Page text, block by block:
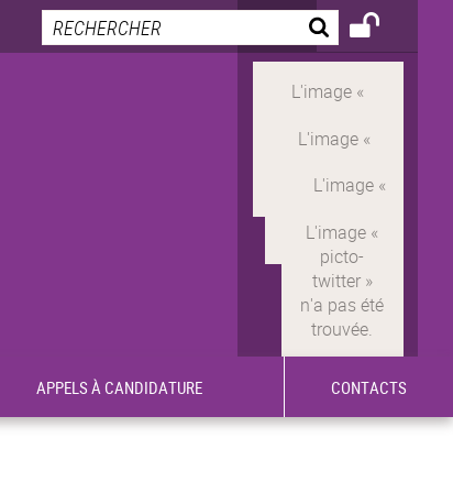
APPELS À CANDIDATURE CONTACTS